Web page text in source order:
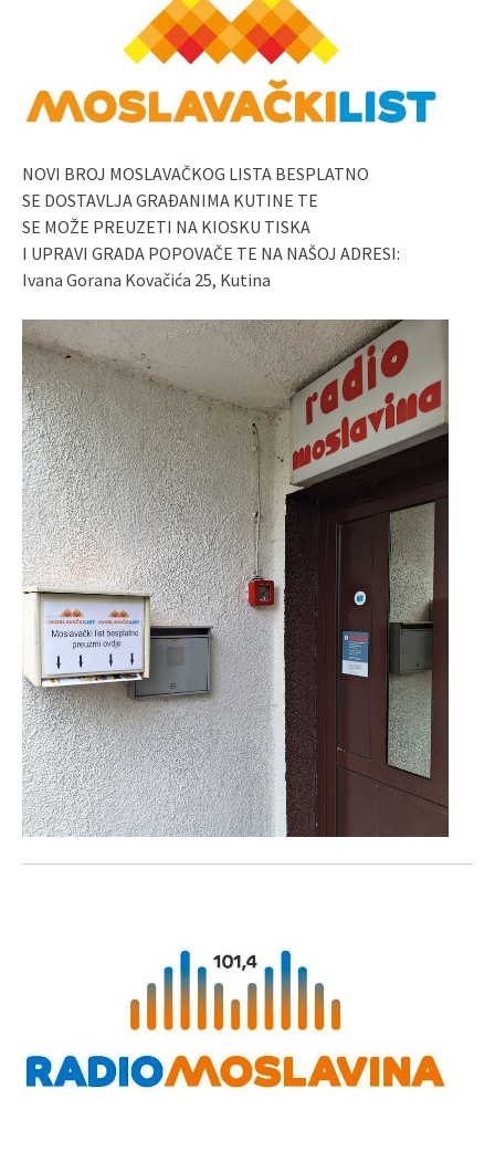
NOVI BROJ MOSLAVAČKOG LISTA BESPLATNO
SE DOSTAVLJA GRAĐANIMA KUTINE TE
SE MOŽE PREUZETI NA KIOSKU TISKA
I UPRAVI GRADA POPOVAČE TE NA NAŠOJ ADRESI:
Ivana Gorana Kovačića 25, Kutina